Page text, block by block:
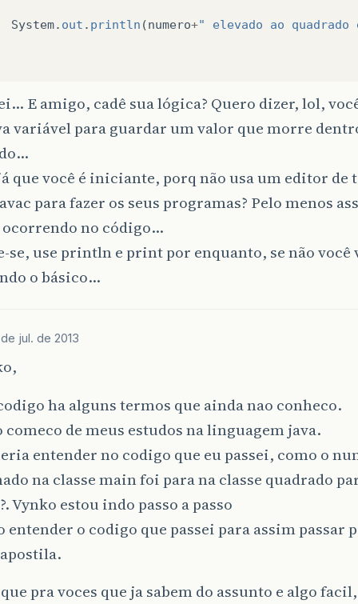
System. out . println (numero+" elevado ao quadrado
E amigo, cadê sua lógica? Quero dizer, lol,
variável para guardar um valor que morre
que você é iniciante, porq não usa um editor de
para fazer os seus programas? Pelo menos
ocorrendo no código…
se, use println e print por enquanto, se não você
o básico…
de jul. de 2013
ha alguns termos que ainda nao conheco.
comeco de meus estudos na linguagem java.
entender no codigo que eu passei, como o
na classe main foi para na classe quadrado
Vynko estou indo passo a passo
entender o codigo que passei para assim passar
pra voces que ja sabem do assunto e algo